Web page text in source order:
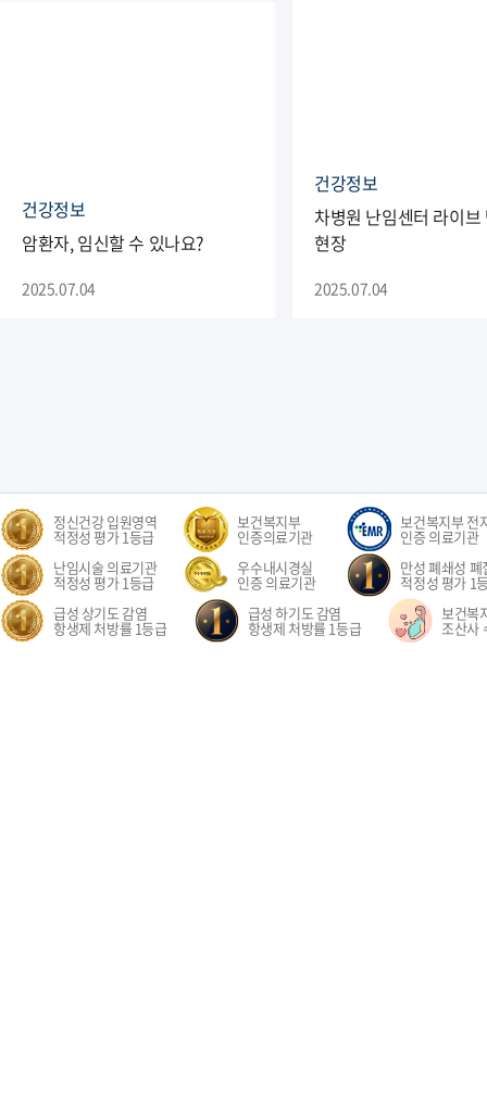
건강정보
차병원 난임센터 라이브
현장
2025.07.04
건강정보
암환자, 임신할 수 있나요?
2025.07.04
정신건강 입원영역
적정성 평가 1등급
보건복지부
인증의료기관
보건복지부 전
인증 의료기관
난임시술 의료기관
적정성 평가 1등급
우수내시경실
인증 의료기관
만성 폐쇄성
적정성 평가 1
급성 상기도 감염
항생제 처방률 1등급
급성 하기도 감염
항생제 처방률 1등급
보건복
조산사